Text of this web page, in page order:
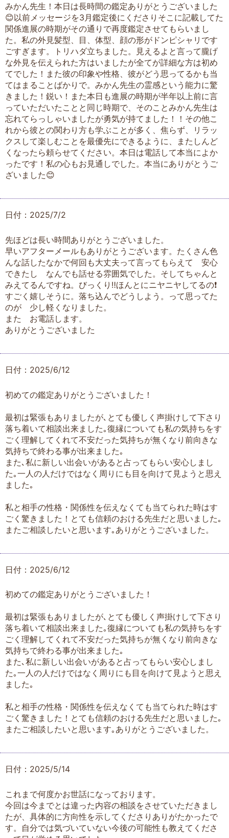
みかん先生！本日は長時間の鑑定ありがとうございました
😊以前メッセージを3月鑑定後にくださりそこに記載してた
関係進展の時期がその通りで再度鑑定させてもらいまし
た。私の外見髪型、目、体型、顔の形がドンピシャリです
ごすぎます。トリハダ立ちました。見えるよと言って朧げ
な外見を伝えられた方はいましたが全てが詳細な方は初め
てでした！また彼の印象や性格、彼がどう思ってるかも当
てはまることばかりで。みかん先生の霊感という能力に驚
きました！鋭い！また本日も進展の時期が半年以上前に言
っていただいたことと同じ時期で、そのことみかん先生は
忘れてらっしゃいましたが勇気が持てました！！その他こ
れから彼との関わり方も学ぶことが多く、焦らず、リラッ
クスして楽しむことを最優先にできるように、またしんど
くなったら頼らせてください。本日は電話して本当によか
ったです！私の心もお見通しでした。本当にありがとうご
ざいました😊
日付：2025/7/2
先ほどは長い時間ありがとうございました。
早いアフターメールもありがとうございます。たくさん色
んな話したなかで何回も大丈夫って言ってもらえて 安心
できたし なんでも話せる雰囲気でした。そしてちゃんと
みえてるんですね。びっくり‼️ほんとにニヤニヤしてるの❗️
すごく嬉しそうに。落ち込んでどうしよう。って思ってた
のが 少し軽くなりました。
また お電話します。
ありがとうございました
日付：2025/6/12
初めての鑑定ありがとうございました！
最初は緊張もありましたが､とても優しく声掛けして下さり
落ち着いて相談出来ました｡復縁についても私の気持ちをす
ごく理解してくれて不安だった気持ちが無くなり前向きな
気持ちで終わる事が出来ました｡
また､私に新しい出会いがあると占ってもらい安心しまし
た｡一人の人だけではなく周りにも目を向けて見ようと思え
ました｡
私と相手の性格・関係性を伝えなくても当てられた時はす
ごく驚きました！とても信頼のおける先生だと思いました｡
またご相談したいと思います｡ありがとうございました。
日付：2025/6/12
初めての鑑定ありがとうございました！
最初は緊張もありましたが､とても優しく声掛けして下さり
落ち着いて相談出来ました｡復縁についても私の気持ちをす
ごく理解してくれて不安だった気持ちが無くなり前向きな
気持ちで終わる事が出来ました｡
また､私に新しい出会いがあると占ってもらい安心しまし
た｡一人の人だけではなく周りにも目を向けて見ようと思え
ました｡
私と相手の性格・関係性を伝えなくても当てられた時はす
ごく驚きました！とても信頼のおける先生だと思いました｡
またご相談したいと思います｡ありがとうございました。
日付：2025/5/14
これまで何度かお世話になっております。
今回は今までとは違った内容の相談をさせていただきまし
たが、具体的に方向性を示してくださりありがたかったで
す。自分では気づいていない今後の可能性も教えてくださ